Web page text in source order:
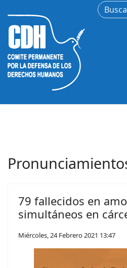
Buscar
79 fallecidos en
simultáneos en
Miércoles, 24 Febrero 2021 13:47